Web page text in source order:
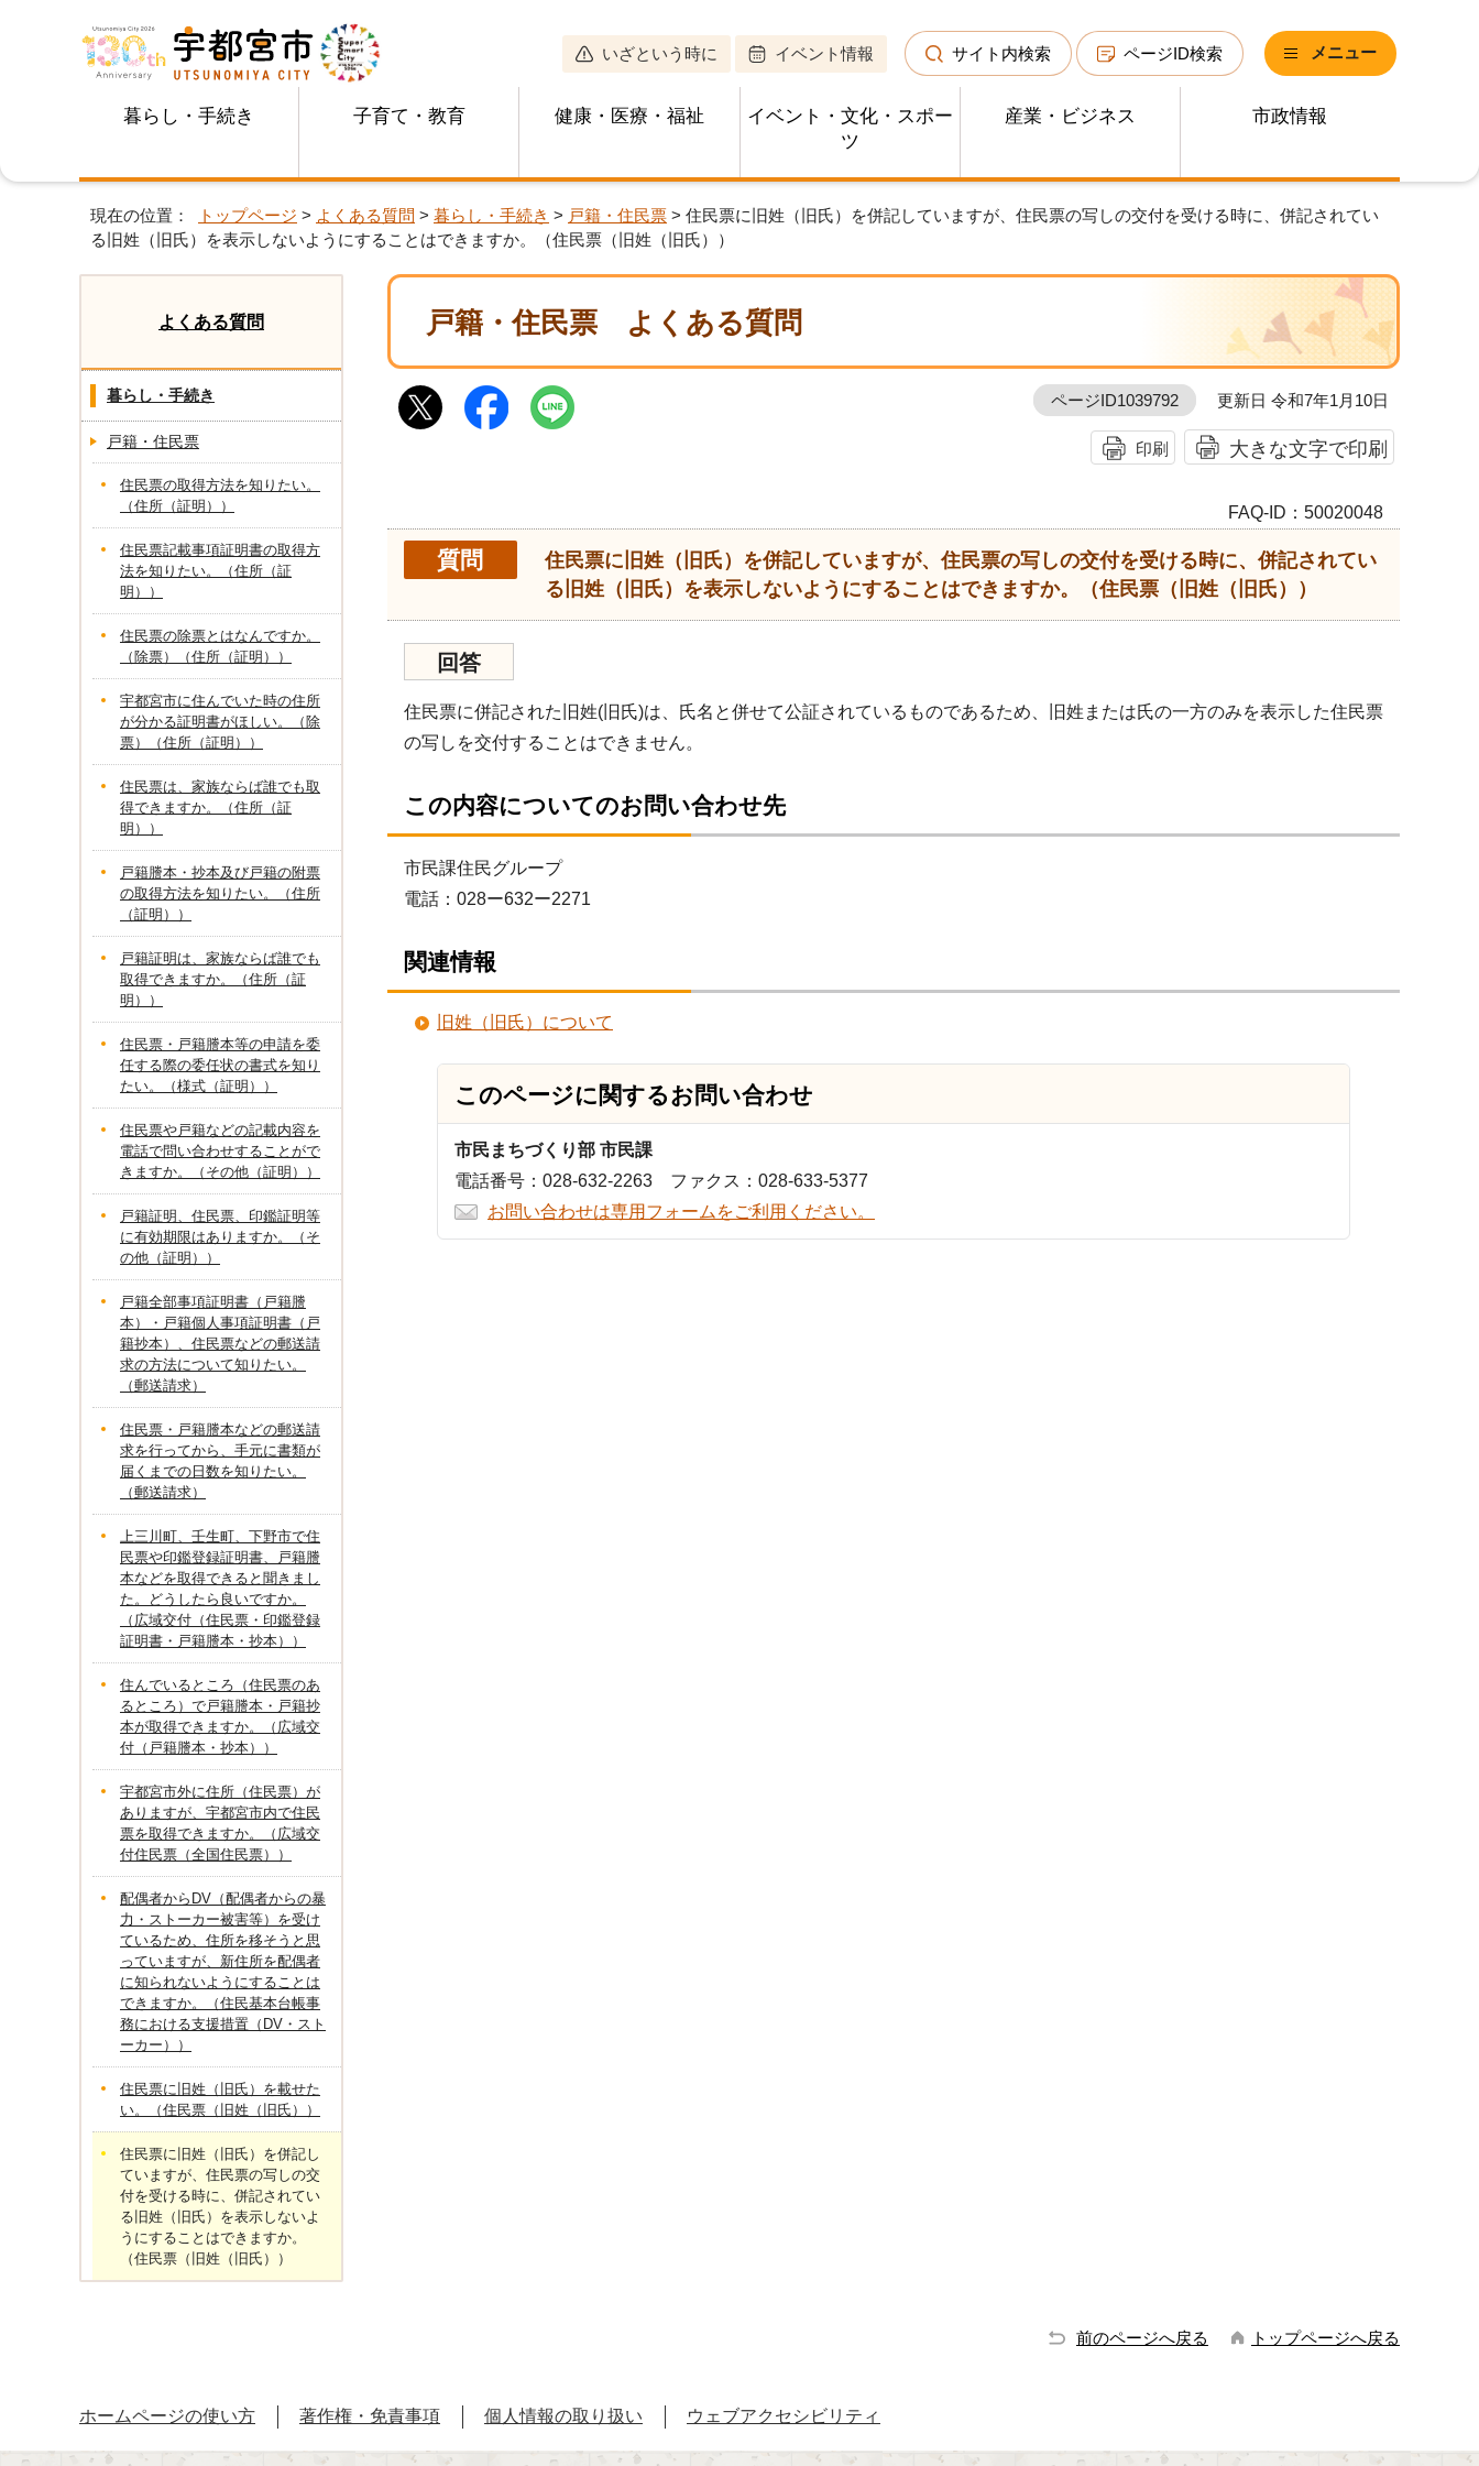
いざという時に イベント情報 サイト内検索 ページID検索 メニュー
暮らし・手続き 子育て・教育 健康・医療・福祉
イベント・文化・スポー
ツ
産業・ビジネス 市政情報
現在の位置： トップページ > よくある質問 > 暮らし・手続き > 戸籍・住民票 > 住民票に旧姓（旧氏）を併記していますが、住民票の写しの交付を受ける時に、併記されてい
る旧姓（旧氏）を表示しないようにすることはできますか。（住民票（旧姓（旧氏））
戸籍・住民票 よくある質問
ページID1039792 更新日 令和7年1月10日
印刷 大きな文字で印刷
FAQ-ID：50020048
質問
住民票に旧姓（旧氏）を併記していますが、住民票の写しの交付を受ける時に、併記されてい
る旧姓（旧氏）を表示しないようにすることはできますか。（住民票（旧姓（旧氏））
回答
住民票に併記された旧姓(旧氏)は、氏名と併せて公証されているものであるため、旧姓または氏の一方のみを表示した住民票
の写しを交付することはできません。
この内容についてのお問い合わせ先
市民課住民グループ
電話：028ー632ー2271
関連情報
旧姓（旧氏）について
このページに関するお問い合わせ
市民まちづくり部 市民課
電話番号：028-632-2263 ファクス：028-633-5377
お問い合わせは専用フォームをご利用ください。
よくある質問
暮らし・手続き
戸籍・住民票
住民票の取得方法を知りたい。
（住所（証明））
住民票記載事項証明書の取得方
法を知りたい。（住所（証
明））
住民票の除票とはなんですか。
（除票）（住所（証明））
宇都宮市に住んでいた時の住所
が分かる証明書がほしい。（除
票）（住所（証明））
住民票は、家族ならば誰でも取
得できますか。（住所（証
明））
戸籍謄本・抄本及び戸籍の附票
の取得方法を知りたい。（住所
（証明））
戸籍証明は、家族ならば誰でも
取得できますか。（住所（証
明））
住民票・戸籍謄本等の申請を委
任する際の委任状の書式を知り
たい。（様式（証明））
住民票や戸籍などの記載内容を
電話で問い合わせすることがで
きますか。（その他（証明））
戸籍証明、住民票、印鑑証明等
に有効期限はありますか。（そ
の他（証明））
戸籍全部事項証明書（戸籍謄
本）・戸籍個人事項証明書（戸
籍抄本）、住民票などの郵送請
求の方法について知りたい。
（郵送請求）
住民票・戸籍謄本などの郵送請
求を行ってから、手元に書類が
届くまでの日数を知りたい。
（郵送請求）
上三川町、壬生町、下野市で住
民票や印鑑登録証明書、戸籍謄
本などを取得できると聞きまし
た。どうしたら良いですか。
（広域交付（住民票・印鑑登録
証明書・戸籍謄本・抄本））
住んでいるところ（住民票のあ
るところ）で戸籍謄本・戸籍抄
本が取得できますか。（広域交
付（戸籍謄本・抄本））
宇都宮市外に住所（住民票）が
ありますが、宇都宮市内で住民
票を取得できますか。（広域交
付住民票（全国住民票））
配偶者からDV（配偶者からの暴
力・ストーカー被害等）を受け
ているため、住所を移そうと思
っていますが、新住所を配偶者
に知られないようにすることは
できますか。（住民基本台帳事
務における支援措置（DV・スト
ーカー））
住民票に旧姓（旧氏）を載せた
い。（住民票（旧姓（旧氏））
住民票に旧姓（旧氏）を併記し
ていますが、住民票の写しの交
付を受ける時に、併記されてい
る旧姓（旧氏）を表示しないよ
うにすることはできますか。
（住民票（旧姓（旧氏））
前のページへ戻る トップページへ戻る
ホームページの使い方 著作権・免責事項 個人情報の取り扱い ウェブアクセシビリティ